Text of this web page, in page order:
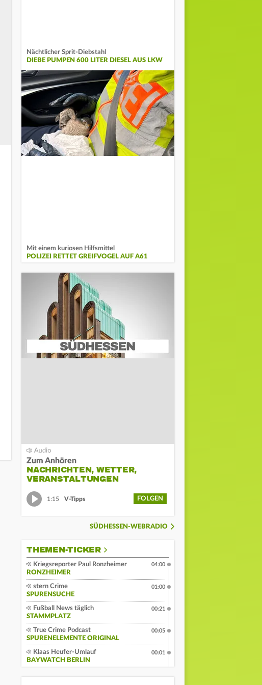
Nächtlicher Sprit-Diebstahl
DIEBE PUMPEN 600 LITER DIESEL AUS LKW
Mit einem kuriosen Hilfsmittel
POLIZEI RETTET GREIFVOGEL AUF A61
Zum Anhören
NACHRICHTEN, WETTER,
VERANSTALTUNGEN
1:15 V-Tipps FOLGEN
SÜDHESSEN-WEBRADIO
THEMEN-TICKER
Kriegsreporter Paul Ronzheimer
RONZHEIMER
04:00
stern Crime
SPURENSUCHE
01:00
Fußball News täglich
STAMMPLATZ
00:21
True Crime Podcast
SPURENELEMENTE ORIGINAL
00:05
Klaas Heufer-Umlauf
BAYWATCH BERLIN
00:01